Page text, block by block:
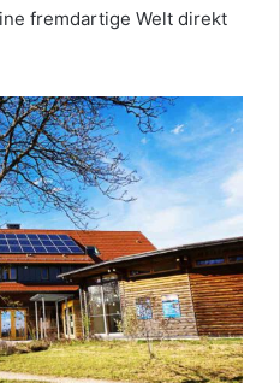
fremdartige Welt direkt